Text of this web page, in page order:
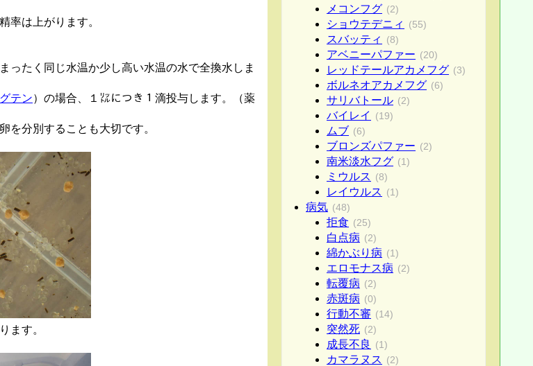
率は上がります。
ったく同じ水温か少し高い水温の水で全換水しま
テン）の場合、１㍑につき１滴投与します。（薬
を分別することも大切です。
ます。
メコンフグ (2)
ショウテデニィ (55)
スバッティ (8)
アベニーパファー (20)
レッドテールアカメフグ (3)
ボルネオアカメフグ (6)
サリバトール (2)
バイレイ (19)
ムブ (6)
ブロンズパファー (2)
南米淡水フグ (1)
ミウルス (8)
レイウルス (1)
病気 (48)
拒食 (25)
白点病 (2)
綿かぶり病 (1)
エロモナス病 (2)
転覆病 (2)
赤斑病 (0)
行動不審 (14)
突然死 (2)
成長不良 (1)
カマラヌス (2)